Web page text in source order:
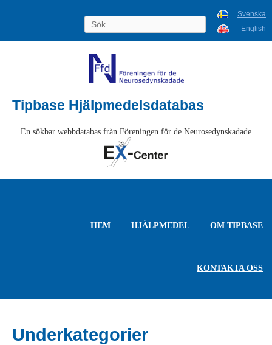
Svenska
English
Tipbase Hjälpmedelsdatabas
En sökbar webbdatabas från Föreningen för de Neurosedynskadade
HEM HJÄLPMEDEL OM TIPBASE
KONTAKTA OSS
Underkategorier